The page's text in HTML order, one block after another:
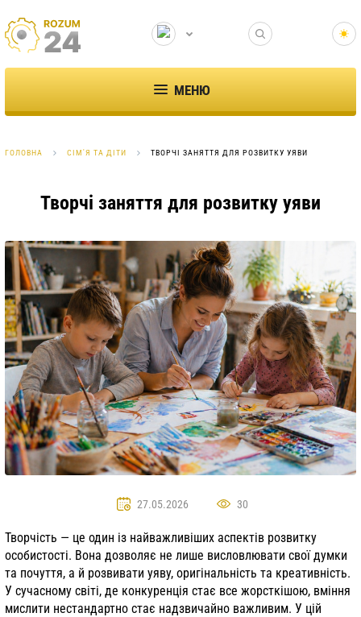
МЕНЮ
ГОЛОВНА СІМ'Я ТА ДІТИ ТВОРЧІ ЗАНЯТТЯ ДЛЯ РОЗВИТКУ УЯВИ
Творчі заняття для розвитку уяви
27.05.2026 30
Творчість — це один із найважливіших аспектів розвитку
особистості. Вона дозволяє не лише висловлювати свої думки
та почуття, а й розвивати уяву, оригінальність та креативність.
У сучасному світі, де конкуренція стає все жорсткішою, вміння
мислити нестандартно стає надзвичайно важливим. У цій